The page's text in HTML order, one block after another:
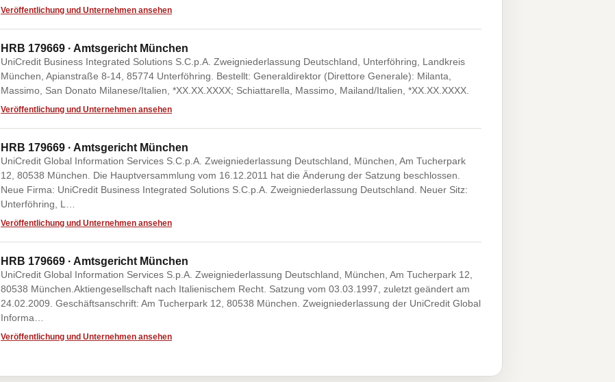
Veröffentlichung und Unternehmen ansehen
HRB 179669 · Amtsgericht München
UniCredit Business Integrated Solutions S.C.p.A. Zweigniederlassung Deutschland, Unterföhring, Landkreis
München, Apianstraße 8-14, 85774 Unterföhring. Bestellt: Generaldirektor (Direttore Generale): Milanta,
Massimo, San Donato Milanese/Italien, *XX.XX.XXXX; Schiattarella, Massimo, Mailand/Italien, *XX.XX.XXXX.
Veröffentlichung und Unternehmen ansehen
HRB 179669 · Amtsgericht München
UniCredit Global Information Services S.C.p.A. Zweigniederlassung Deutschland, München, Am Tucherpark
12, 80538 München. Die Hauptversammlung vom 16.12.2011 hat die Änderung der Satzung beschlossen.
Neue Firma: UniCredit Business Integrated Solutions S.C.p.A. Zweigniederlassung Deutschland. Neuer Sitz:
Unterföhring, L…
Veröffentlichung und Unternehmen ansehen
HRB 179669 · Amtsgericht München
UniCredit Global Information Services S.p.A. Zweigniederlassung Deutschland, München, Am Tucherpark 12,
80538 München.Aktiengesellschaft nach Italienischem Recht. Satzung vom 03.03.1997, zuletzt geändert am
24.02.2009. Geschäftsanschrift: Am Tucherpark 12, 80538 München. Zweigniederlassung der UniCredit Global
Informa…
Veröffentlichung und Unternehmen ansehen